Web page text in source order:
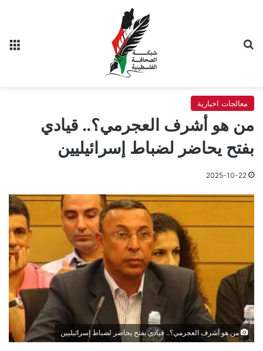
معالجات اخبارية
من هو أشرف العجرمي؟.. قيادي
بفتح يحاضر لضباط إسرائيليين
2025-10-22
من هو أشرف العجرمي؟.. قيادي بفتح يحاضر لضباط إسرائيليين